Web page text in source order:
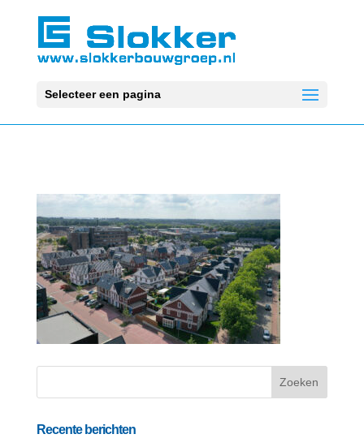
Selecteer een pagina
Recente berichten